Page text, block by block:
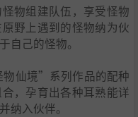
物组建队伍，享受怪物
野上遇到的怪物纳为伙
自己的怪物。
仙境”系列作品的配种
，孕育出各种耳熟能详
纳入伙伴。